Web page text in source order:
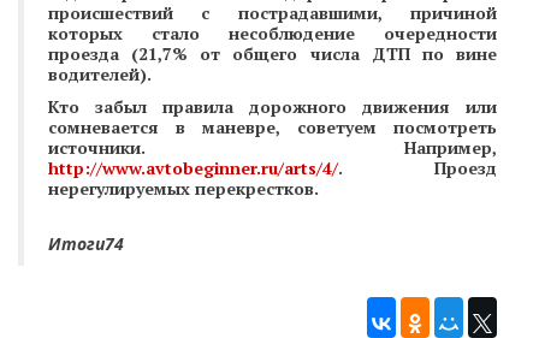
происшествий с пострадавшими, причиной
которых стало несоблюдение очередности
проезда (21,7% от общего числа ДТП по вине
водителей).
Кто забыл правила дорожного движения или
сомневается в маневре, советуем посмотреть
источники. Например,
http://www.avtobeginner.ru/arts/4/. Проезд
нерегулируемых перекрестков.
Итоги74